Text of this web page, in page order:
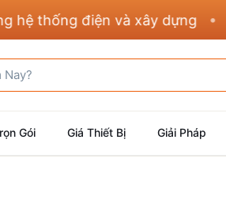
điện và xây dựng
Gói Giá Thiết Bị Giải Pháp